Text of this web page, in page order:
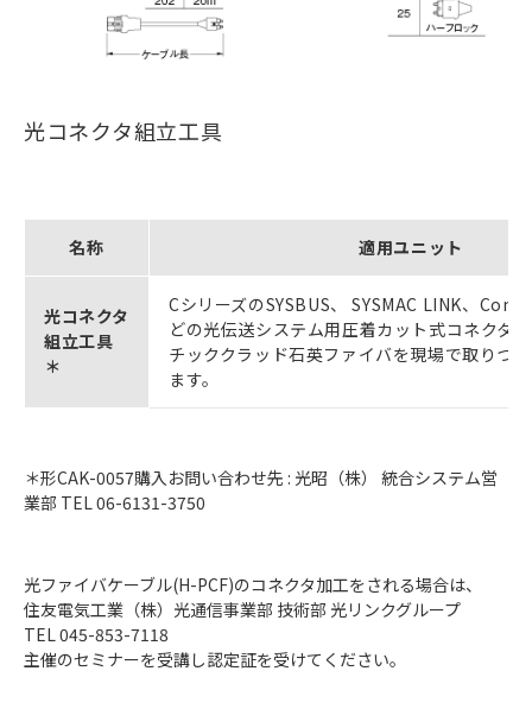
光コネクタ組立工具
名称 適用ユニット
光コネクタ
組立工具
＊
CシリーズのSYSBUS、 SYSMAC LINK、
どの光伝送システム用圧着カット式コネクタ
チッククラッド石英ファイバを現場で取りつ
ます。
＊形CAK-0057購入お問い合わせ先 : 光昭（株） 統合システム営
業部 TEL 06-6131-3750
光ファイバケーブル(H-PCF)のコネクタ加工をされる場合は、
住友電気工業（株）光通信事業部 技術部 光リンクグループ
TEL 045-853-7118
主催のセミナーを受講し認定証を受けてください。